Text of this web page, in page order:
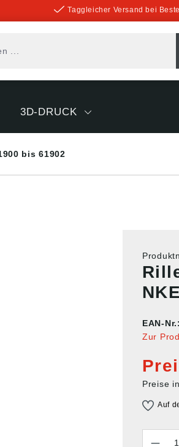
Taggleicher Versand bei
3D-DRUCK
bis 61902
EAN-
Zur
Preise
Auf